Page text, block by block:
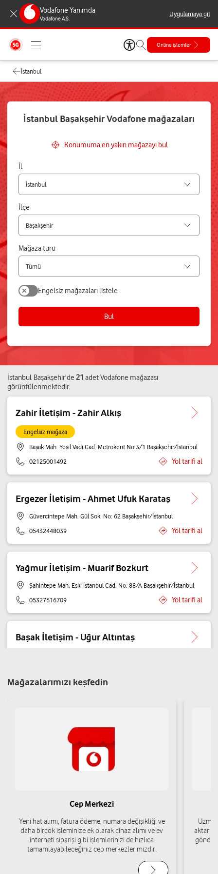
Vodafone Yanımda
Vodafone A.Ş.
Uygulamaya git
Online işlemler
İstanbul
İstanbul Başakşehir Vodafone mağazaları
Konumuma en yakın mağazayı bul
İl
İlçe
Mağaza türü
Bul
Engelsiz mağazaları listele
İstanbul Başakşehir'de 21 adetVodafone mağazası
görüntülenmektedir.
Zahir İletişim - Zahir Alkış
Engelsiz mağaza
Başak Mah. Yeşil Vadi Cad. Metrokent No:3/1 Başakşehir/İstanbul
02125001492
Yol tarifi al
Ergezer İletişim - Ahmet Ufuk Karataş
Güvercintepe Mah. Gül Sok. No: 62 Başakşehir/İstanbul
05432448039
Yol tarifi al
Yağmur İletişim - Muarif Bozkurt
Şahintepe Mah. Eski İstanbul Cad. No: 88/A Başakşehir/İstanbul
05327616709
Yol tarifi al
Başak İletişim - Uğur Altıntaş
Altınşehir Mah. Osmanlı Cad. No: 88/B Başakşehir/İstanbul
49 Başakşehir/İstanbul
05392352204
Yol tarifi al
Mağazalarımızı keşfedin
Cep Merkezi
Yeni hat alımı, fatura ödeme, numara değişikliği ve
daha birçok işleminize ek olarak cihaz alımı ve ev
interneti siparişi gibi işlemlerinizi de hızlıca
tamamlayabileceğiniz cep merkezlerimizdir.